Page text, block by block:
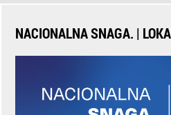
NACIONALNA SNAGA. |